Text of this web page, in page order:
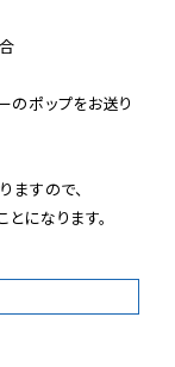
のポップをお送り
ますので、
になります。